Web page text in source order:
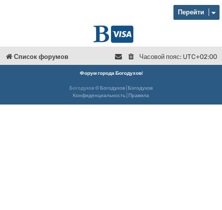
Перейти
Г
в
н
D
o
n
a
Список форумов Часовой пояс: UTC+02:00
Форум города Богодухов!
Богодухов © Богодухов Богодухов
Конфиденциальность Правила